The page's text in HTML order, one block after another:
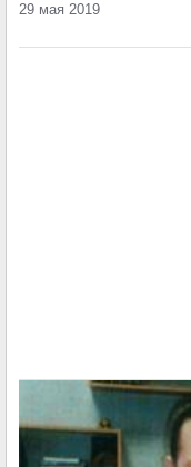
29 мая 2019